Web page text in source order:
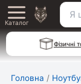
Перейти
до
вмісту
Main
Menu
Каталог
для:
Фізичні
Головна /